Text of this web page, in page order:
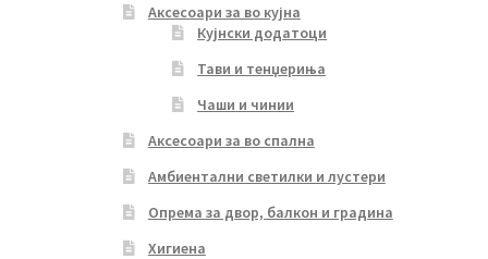
Аксесоари за во кујна
Кујнски додатоци
Тави и тенџериња
Чаши и чинии
Аксесоари за во спална
Амбиентални светилки и лустери
Опрема за двор, балкон и градина
Хигиена